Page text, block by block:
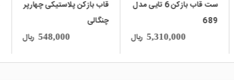
ست قاب بازکن 6 تایی مدل
689
5,310,000 ریال
قاب بازکن پلاستیکی چهارپر
چنگالی
548,000 ریال